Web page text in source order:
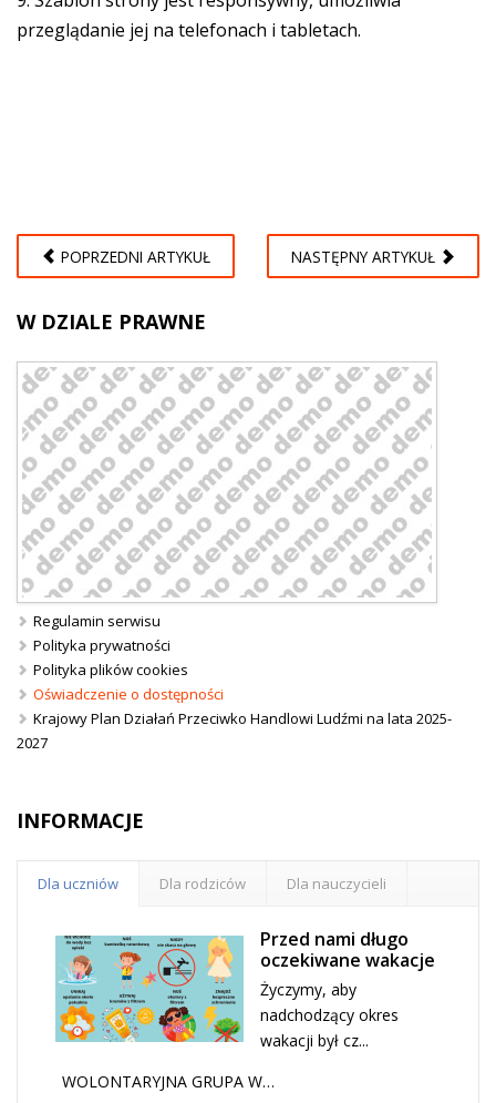
przeglądanie jej na telefonach i tabletach.
POPRZEDNI ARTYKUŁ NASTĘPNY ARTYKUŁ
WDZIALE PRAWNE
Regulamin serwisu
Polityka prywatności
Polityka plików cookies
Oświadczenie o dostępności
Krajowy Plan Działań Przeciwko Handlowi Ludźmi na lata 2025-
2027
INFORMACJE
Dla uczniów Dla rodziców Dla nauczycieli
Przed nami długo
oczekiwane wakacje
Życzymy, aby
nadchodzący okres
wakacji był cz...
WOLONTARYJNA GRUPA W…